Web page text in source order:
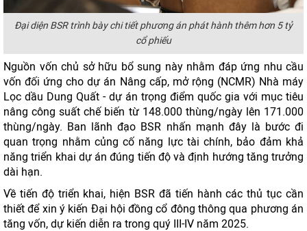
Đại diện BSR trình bày chi tiết phương án phát hành thêm hơn 5 tỷ
cổ phiếu
Nguồn vốn chủ sở hữu bổ sung này nhằm đáp ứng nhu cầu
vốn đối ứng cho dự án Nâng cấp, mở rộng (NCMR) Nhà máy
Lọc dầu Dung Quất - dự án trọng điểm quốc gia với mục tiêu
nâng công suất chế biến từ 148.000 thùng/ngày lên 171.000
thùng/ngày. Ban lãnh đạo BSR nhấn mạnh đây là bước đi
quan trọng nhằm củng cố năng lực tài chính, bảo đảm khả
năng triển khai dự án đúng tiến độ và định hướng tăng trưởng
dài hạn.
Về tiến độ triển khai, hiện BSR đã tiến hành các thủ tục cần
thiết để xin ý kiến Đại hội đồng cổ đông thông qua phương án
tăng vốn, dự kiến diễn ra trong quý III-IV năm 2025.